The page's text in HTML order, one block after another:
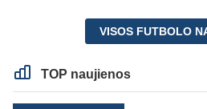
VISOS FUTBOLO
TOP naujienos